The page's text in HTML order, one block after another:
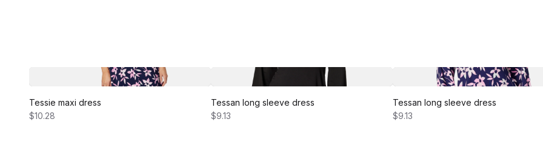
Tessie maxi dress
$10.28
Tessan long sleeve dress
$9.13
Tessan long sleeve dress
$9.13